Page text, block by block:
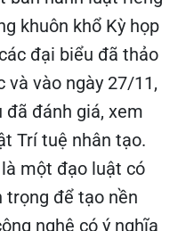
khuôn khổ Kỳ họp
đại biểu đã thảo
vào ngày 27/11,
đánh giá, xem
Trí tuệ nhân tạo.
một đạo luật có
để tạo nền
nghệ có ý nghĩa